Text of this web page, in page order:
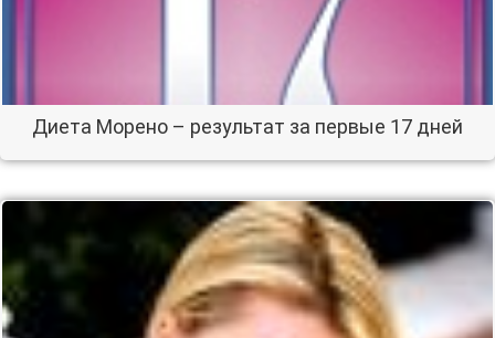
Диета Морено – результат за первые 17 дней